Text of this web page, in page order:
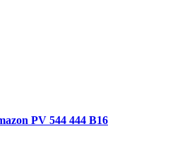
PV 544 444 B16